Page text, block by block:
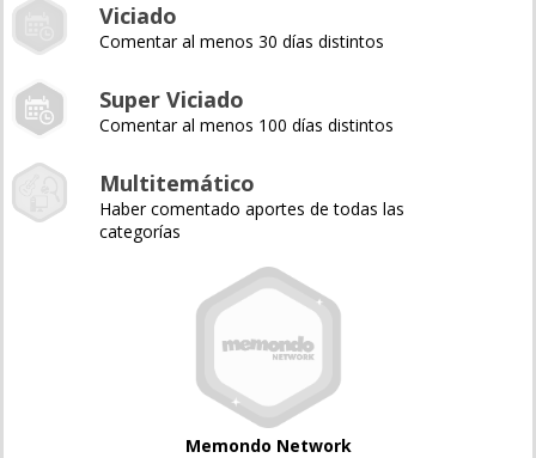
Viciado
Comentar al menos 30 días distintos
Super Viciado
Comentar al menos 100 días distintos
Multitemático
Haber comentado aportes de todas las
categorías
Memondo Network